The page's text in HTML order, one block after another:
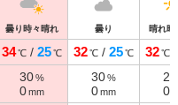
曇り時々晴れ 曇り 晴れ時
34℃/ 25℃ 32℃/ 25℃ 32℃
30%
0mm
30%
0mm
20
0